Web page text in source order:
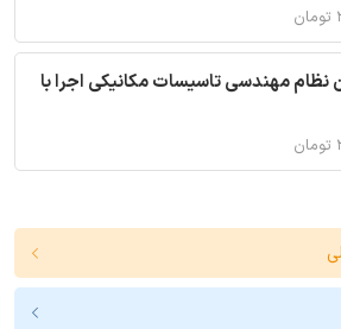
نظام مهندسی تاسیسات مکانیکی اجرا با